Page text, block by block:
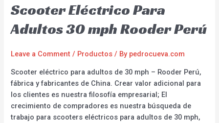
Scooter Eléctrico Para
Adultos 30 mph Rooder Perú
Leave a Comment / Productos / By pedrocueva.com
Scooter eléctrico para adultos de 30 mph – Rooder Perú,
fábrica y fabricantes de China. Crear valor adicional para
los clientes es nuestra filosofía empresarial; El
crecimiento de compradores es nuestra búsqueda de
trabajo para scooters eléctricos para adultos de 30 mph,